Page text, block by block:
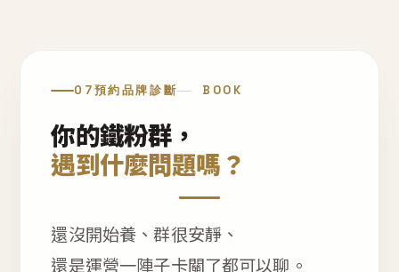
07預約品牌診斷 BOOK
你的鐵粉群，
遇到什麼問題嗎？
還沒開始養、群很安靜、
還是運營一陣子卡關了都可以聊。